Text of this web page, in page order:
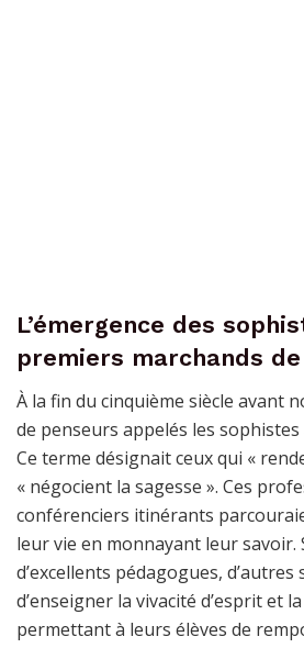
L’émergence des
premiers marchands
À la fin du cinquième siècle avant
de penseurs appelés les
Ce terme désignait ceux qui «
« négocient la sagesse ». Ces
conférenciers itinérants
leur vie en monnayant leur savoir.
d’excellents pédagogues,
d’enseigner la vivacité d’esprit et
permettant à leurs élèves de